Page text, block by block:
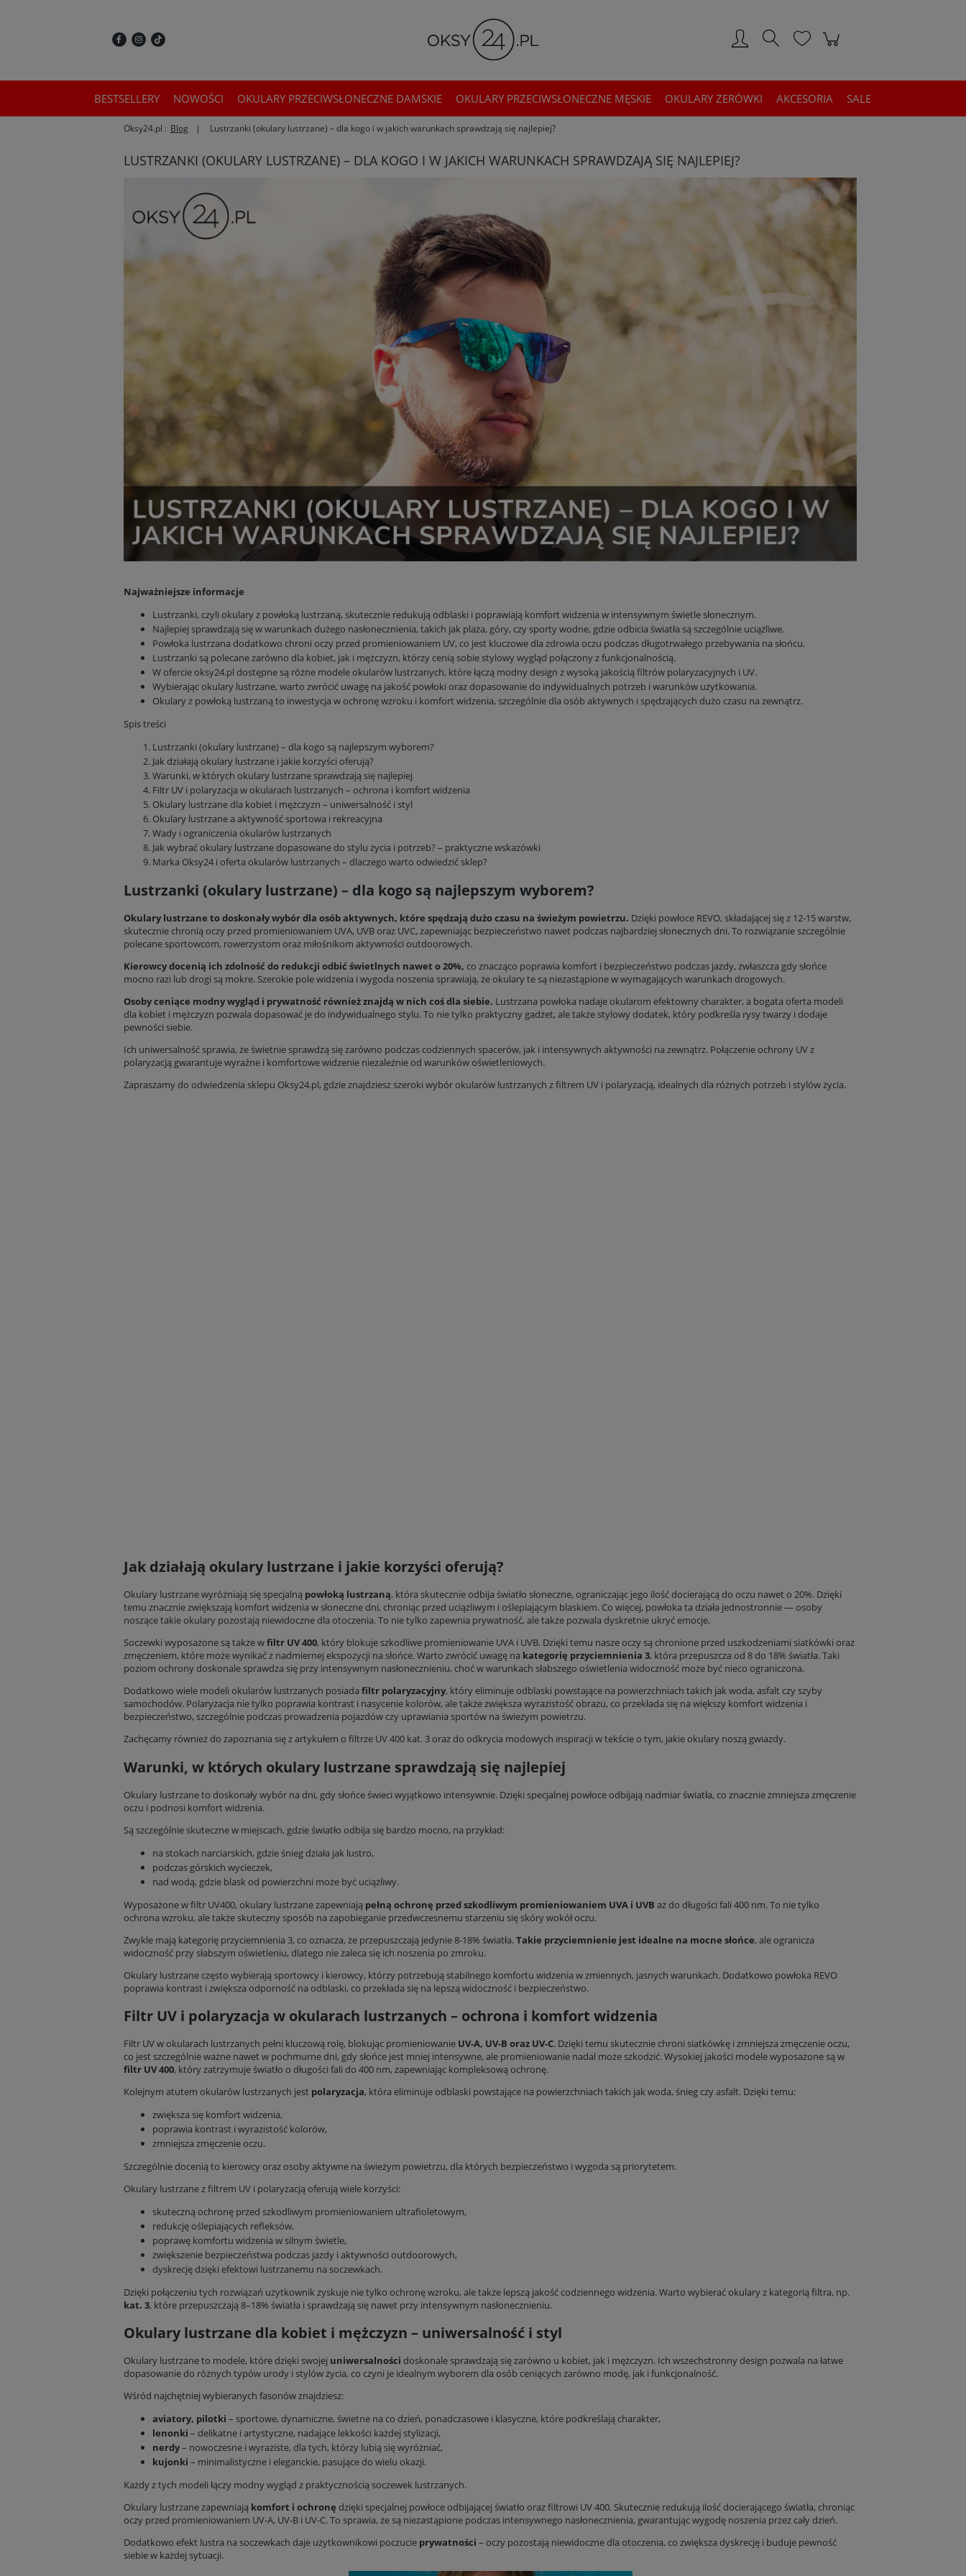
BESTSELLERY NOWOŚCI OKULARY PRZECIWSŁONECZNE DAMSKIE OKULARY PRZECIWSŁONECZNE MĘSKIE OKULARY ZERÓWKI AKCESORIA SALE
Oksy24.pl : Blog Lustrzanki (okulary lustrzane) – dla kogo i w jakich warunkach sprawdzają się najlepiej?
LUSTRZANKI (OKULARY LUSTRZANE) – DLA KOGO I W JAKICH WARUNKACH SPRAWDZAJĄ SIĘ NAJLEPIEJ?
Najważniejsze informacje
Lustrzanki, czyli okulary z powłoką lustrzaną, skutecznie redukują odblaski i poprawiają komfort widzenia w intensywnym świetle słonecznym.
Najlepiej sprawdzają się w warunkach dużego nasłonecznienia, takich jak plaża, góry, czy sporty wodne, gdzie odbicia światła są szczególnie uciążliwe.
Powłoka lustrzana dodatkowo chroni oczy przed promieniowaniem UV, co jest kluczowe dla zdrowia oczu podczas długotrwałego przebywania na słońcu.
Lustrzanki są polecane zarówno dla kobiet, jak i mężczyzn, którzy cenią sobie stylowy wygląd połączony z funkcjonalnością.
W ofercie oksy24.pl dostępne są różne modele okularów lustrzanych, które łączą modny design z wysoką jakością filtrów polaryzacyjnych i UV.
Wybierając okulary lustrzane, warto zwrócić uwagę na jakość powłoki oraz dopasowanie do indywidualnych potrzeb i warunków użytkowania.
Okulary z powłoką lustrzaną to inwestycja w ochronę wzroku i komfort widzenia, szczególnie dla osób aktywnych i spędzających dużo czasu na zewnątrz.
Spis treści
Lustrzanki (okulary lustrzane) – dla kogo są najlepszym wyborem?
Jak działają okulary lustrzane i jakie korzyści oferują?
Warunki, w których okulary lustrzane sprawdzają się najlepiej
Filtr UV i polaryzacja w okularach lustrzanych – ochrona i komfort widzenia
Okulary lustrzane dla kobiet i mężczyzn – uniwersalność i styl
Okulary lustrzane a aktywność sportowa i rekreacyjna
Wady i ograniczenia okularów lustrzanych
Jak wybrać okulary lustrzane dopasowane do stylu życia i potrzeb? – praktyczne wskazówki
Marka Oksy24 i oferta okularów lustrzanych – dlaczego warto odwiedzić sklep?
Lustrzanki (okulary lustrzane) – dla kogo są najlepszym wyborem?
Okulary lustrzane to doskonały wybór dla osób aktywnych, które spędzają dużo czasu na świeżym powietrzu. Dzięki powłoce REVO, składającej się z 12-15 warstw,
skutecznie chronią oczy przed promieniowaniem UVA, UVB oraz UVC, zapewniając bezpieczeństwo nawet podczas najbardziej słonecznych dni. To rozwiązanie szczególnie
polecane sportowcom, rowerzystom oraz miłośnikom aktywności outdoorowych.
Kierowcy docenią ich zdolność do redukcji odbić świetlnych nawet o 20%, co znacząco poprawia komfort i bezpieczeństwo podczas jazdy, zwłaszcza gdy słońce
mocno razi lub drogi są mokre. Szerokie pole widzenia i wygoda noszenia sprawiają, że okulary te są niezastąpione w wymagających warunkach drogowych.
Osoby ceniące modny wygląd i prywatność również znajdą w nich coś dla siebie. Lustrzana powłoka nadaje okularom efektowny charakter, a bogata oferta modeli
dla kobiet i mężczyzn pozwala dopasować je do indywidualnego stylu. To nie tylko praktyczny gadżet, ale także stylowy dodatek, który podkreśla rysy twarzy i dodaje
pewności siebie.
Ich uniwersalność sprawia, że świetnie sprawdzą się zarówno podczas codziennych spacerów, jak i intensywnych aktywności na zewnątrz. Połączenie ochrony UV z
polaryzacją gwarantuje wyraźne i komfortowe widzenie niezależnie od warunków oświetleniowych.
Zapraszamy do odwiedzenia sklepu Oksy24.pl, gdzie znajdziesz szeroki wybór okularów lustrzanych z filtrem UV i polaryzacją, idealnych dla różnych potrzeb i stylów życia.
Jak działają okulary lustrzane i jakie korzyści oferują?
Okulary lustrzane wyróżniają się specjalną powłoką lustrzaną, która skutecznie odbija światło słoneczne, ograniczając jego ilość docierającą do oczu nawet o 20%. Dzięki
temu znacznie zwiększają komfort widzenia w słoneczne dni, chroniąc przed uciążliwym i oślepiającym blaskiem. Co więcej, powłoka ta działa jednostronnie — osoby
noszące takie okulary pozostają niewidoczne dla otoczenia. To nie tylko zapewnia prywatność, ale także pozwala dyskretnie ukryć emocje.
Soczewki wyposażone są także wfiltr UV 400, który blokuje szkodliwe promieniowanie UVA i UVB. Dzięki temu nasze oczy są chronione przed uszkodzeniami siatkówki oraz
zmęczeniem, które może wynikać z nadmiernej ekspozycji na słońce. Warto zwrócić uwagę na kategorię przyciemnienia 3, która przepuszcza od 8 do 18% światła. Taki
poziom ochrony doskonale sprawdza się przy intensywnym nasłonecznieniu, choć w warunkach słabszego oświetlenia widoczność może być nieco ograniczona.
Dodatkowo wiele modeli okularów lustrzanych posiada filtr polaryzacyjny, który eliminuje odblaski powstające na powierzchniach takich jak woda, asfalt czy szyby
samochodów. Polaryzacja nie tylko poprawia kontrast i nasycenie kolorów, ale także zwiększa wyrazistość obrazu, co przekłada się na większy komfort widzenia i
bezpieczeństwo, szczególnie podczas prowadzenia pojazdów czy uprawiania sportów na świeżym powietrzu.
Zachęcamy również do zapoznania się z artykułem o filtrze UV 400 kat. 3oraz do odkrycia modowych inspiracji w tekście o tym, jakie okulary noszą gwiazdy.
Warunki, w których okulary lustrzane sprawdzają się najlepiej
Okulary lustrzane to doskonały wybór na dni, gdy słońce świeci wyjątkowo intensywnie. Dzięki specjalnej powłoce odbijają nadmiar światła, co znacznie zmniejsza zmęczenie
oczu i podnosi komfort widzenia.
Są szczególnie skuteczne w miejscach, gdzie światło odbija się bardzo mocno, na przykład:
na stokach narciarskich, gdzie śnieg działa jak lustro,
podczas górskich wycieczek,
nad wodą, gdzie blask od powierzchni może być uciążliwy.
Wyposażone w filtr UV400, okulary lustrzane zapewniają pełną ochronę przed szkodliwym promieniowaniem UVA i UVB aż do długości fali 400 nm. To nie tylko
ochrona wzroku, ale także skuteczny sposób na zapobieganie przedwczesnemu starzeniu się skóry wokół oczu.
Zwykle mają kategorię przyciemnienia 3, co oznacza, że przepuszczają jedynie 8-18% światła.Takie przyciemnienie jest idealne na mocne słońce, ale ogranicza
widoczność przy słabszym oświetleniu, dlatego nie zaleca się ich noszenia po zmroku.
Okulary lustrzane często wybierają sportowcy i kierowcy, którzy potrzebują stabilnego komfortu widzenia w zmiennych, jasnych warunkach. Dodatkowo powłoka REVO
poprawia kontrast i zwiększa odporność na odblaski, co przekłada się na lepszą widoczność i bezpieczeństwo.
Filtr UV i polaryzacja w okularach lustrzanych – ochrona i komfort widzenia
Filtr UV w okularach lustrzanych pełni kluczową rolę, blokując promieniowanie UV-A, UV-B oraz UV-C. Dzięki temu skutecznie chroni siatkówkę i zmniejsza zmęczenie oczu,
co jest szczególnie ważne nawet w pochmurne dni, gdy słońce jest mniej intensywne, ale promieniowanie nadal może szkodzić. Wysokiej jakości modele wyposażone są w
filtr UV 400, który zatrzymuje światło o długości fali do 400 nm, zapewniając kompleksową ochronę.
Kolejnym atutem okularów lustrzanych jest polaryzacja, która eliminuje odblaski powstające na powierzchniach takich jak woda, śnieg czy asfalt. Dzięki temu:
zwiększa się komfort widzenia,
poprawia kontrast i wyrazistość kolorów,
zmniejsza zmęczenie oczu.
Szczególnie docenią to kierowcy oraz osoby aktywne na świeżym powietrzu, dla których bezpieczeństwo i wygoda są priorytetem.
Okulary lustrzane z filtrem UV i polaryzacją oferują wiele korzyści:
skuteczną ochronę przed szkodliwym promieniowaniem ultrafioletowym,
redukcję oślepiających refleksów,
poprawę komfortu widzenia w silnym świetle,
zwiększenie bezpieczeństwa podczas jazdy i aktywności outdoorowych,
dyskrecję dzięki efektowi lustrzanemu na soczewkach.
Dzięki połączeniu tych rozwiązań użytkownik zyskuje nie tylko ochronę wzroku, ale także lepszą jakość codziennego widzenia. Warto wybierać okulary z kategorią filtra, np.
kat. 3, które przepuszczają 8–18% światła i sprawdzają się nawet przy intensywnym nasłonecznieniu.
Okulary lustrzane dla kobiet i mężczyzn – uniwersalność i styl
Okulary lustrzane to modele, które dzięki swojej uniwersalności doskonale sprawdzają się zarówno u kobiet, jak i mężczyzn. Ich wszechstronny design pozwala na łatwe
dopasowanie do różnych typów urody i stylów życia, co czyni je idealnym wyborem dla osób ceniących zarówno modę, jak i funkcjonalność.
Wśród najchętniej wybieranych fasonów znajdziesz:
aviatory, pilotki – sportowe, dynamiczne, świetne na co dzień, ponadczasowe i klasyczne, które podkreślają charakter,
lenonki – delikatne i artystyczne, nadające lekkości każdej stylizacji,
nerdy– nowoczesne i wyraziste, dla tych, którzy lubią się wyróżniać,
kujonki – minimalistyczne i eleganckie, pasujące do wielu okazji.
Każdy z tych modeli łączy modny wygląd z praktycznością soczewek lustrzanych.
Okulary lustrzane zapewniają komfort i ochronę dzięki specjalnej powłoce odbijającej światło oraz filtrowi UV 400. Skutecznie redukują ilość docierającego światła, chroniąc
oczy przed promieniowaniem UV-A, UV-B i UV-C. To sprawia, że są niezastąpione podczas intensywnego nasłonecznienia, gwarantując wygodę noszenia przez cały dzień.
Dodatkowo efekt lustra na soczewkach daje użytkownikowi poczucie prywatności – oczy pozostają niewidoczne dla otoczenia, co zwiększa dyskrecję i buduje pewność
siebie w każdej sytuacji.